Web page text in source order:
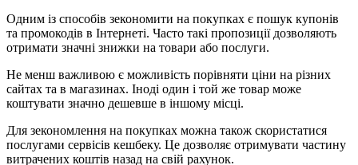
Одним із способів зекономити на покупках є пошук купонів
та промокодів в Інтернеті. Часто такі пропозиції дозволяють
отримати значні знижки на товари або послуги.
Не менш важливою є можливість порівняти ціни на різних
сайтах та в магазинах. Іноді один і той же товар може
коштувати значно дешевше в іншому місці.
Для зекономлення на покупках можна також скористатися
послугами сервісів кешбеку. Це дозволяє отримувати частину
витрачених коштів назад на свій рахунок.